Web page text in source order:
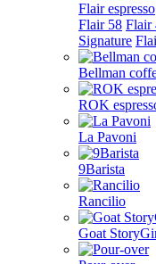
Flair espresso
Flair 58 Flair
Signature
Bellman
ROK
La Pavoni
9Barista
Rancilio
Goat